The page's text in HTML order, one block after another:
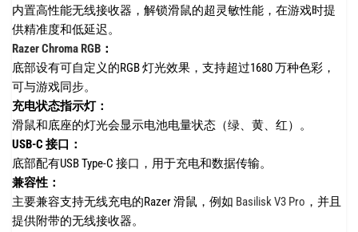
内置高性能无线接收器，解锁滑鼠的超灵敏性能，在游戏时提
供精准度和低延迟。
Razer Chroma RGB ：
底部设有可自定义的RGB 灯光效果，支持超过1680 万种色彩，
可与游戏同步。
充电状态指示灯：
滑鼠和底座的灯光会显示电池电量状态（绿、黄、红）。
USB-C 接口：
底部配有USB Type-C 接口，用于充电和数据传输。
兼容性：
主要兼容支持无线充电的Razer 滑鼠，例如 Basilisk V3 Pro ， 并且
提供附带的无线接收器。